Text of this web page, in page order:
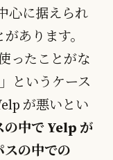
心に据えられ
あります。
ったことがな
というケース
が悪いとい
の中で Yelp が
スの中での